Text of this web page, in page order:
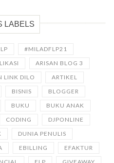
LABELS
#MILADFLP21
ARISAN BLOG 3
LINK DILO
ARTIKEL
BISNIS
BLOGGER
BUKU
BUKU ANAK
CODING
DJPONLINE
DUNIA PENULIS
EBILLING
EFAKTUR